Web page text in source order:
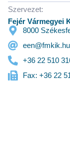
Szervezet:
Fejér Vármegyei
8000
een@fmkik.hu
+36 22 510
Fax: +36 22